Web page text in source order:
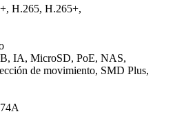
H.265, H.265+,
IA, MicroSD, PoE, NAS,
de movimiento, SMD Plus,